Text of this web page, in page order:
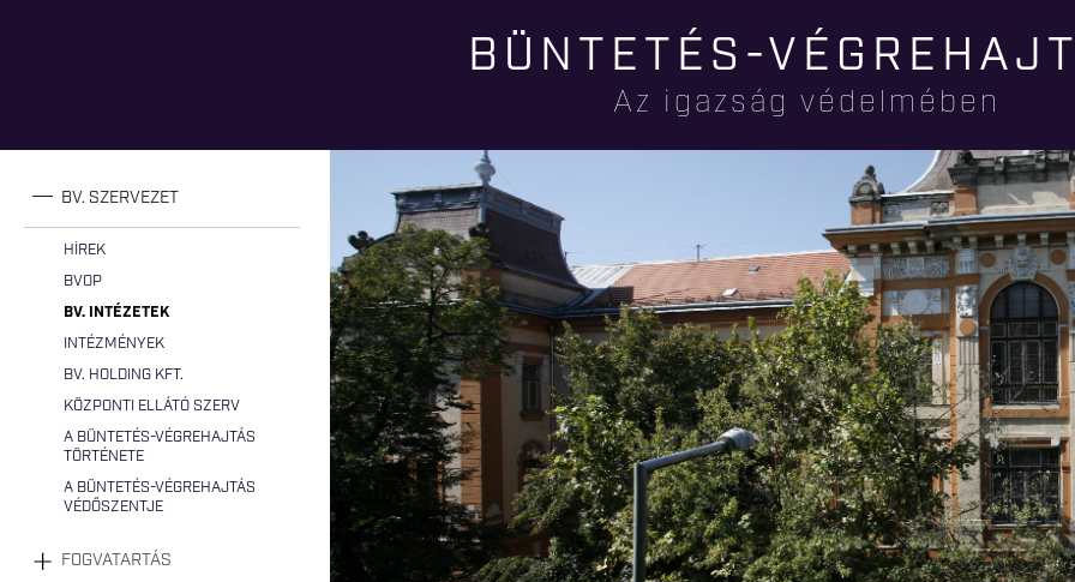
tartalomra
BÜNTETÉS-
Az igazság védelmében
BV. SZERVEZET
HÍREK
BVOP
BV. INTÉZETEK
INTÉZMÉNYEK
BV. HOLDING KFT.
KÖZPONTI ELLÁTÓ SZERV
A BÜNTETÉS-VÉGREHAJTÁS
TÖRTÉNETE
A BÜNTETÉS-VÉGREHAJTÁS
VÉDŐSZENTJE
FOGVATARTÁS